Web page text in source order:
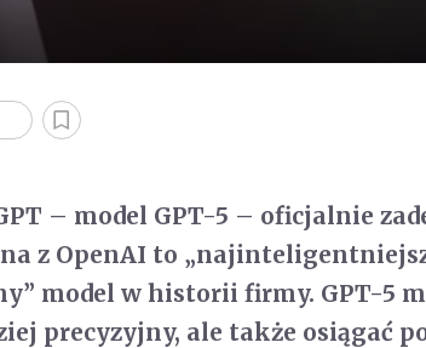
– model GPT-5 – oficjalnie
z OpenAI to
model w historii firmy. GPT-5
precyzyjny, ale także osiągać